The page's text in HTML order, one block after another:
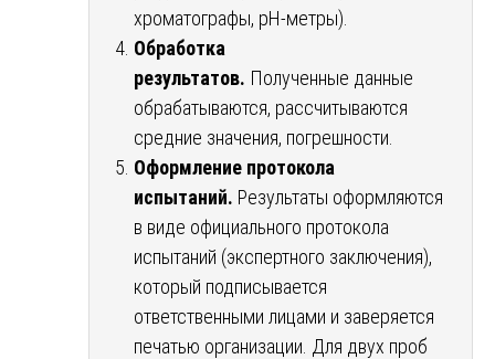
хроматографы, pH-метры).
Обработка
результатов. Полученные данные
обрабатываются, рассчитываются
средние значения, погрешности.
Оформление протокола
испытаний. Результаты оформляются
в виде официального протокола
испытаний (экспертного заключения),
который подписывается
ответственными лицами и заверяется
печатью организации. Для двух проб